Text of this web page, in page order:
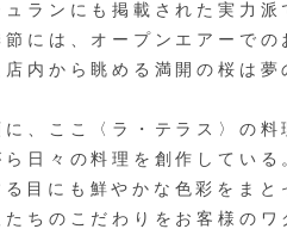
ランにも掲載された実力
には、オープンエアーで
内から眺める満開の桜は
、ここ〈ラ・テラス〉の
日々の料理を創作してい
目にも鮮やかな色彩をま
ちのこだわりをお客様の